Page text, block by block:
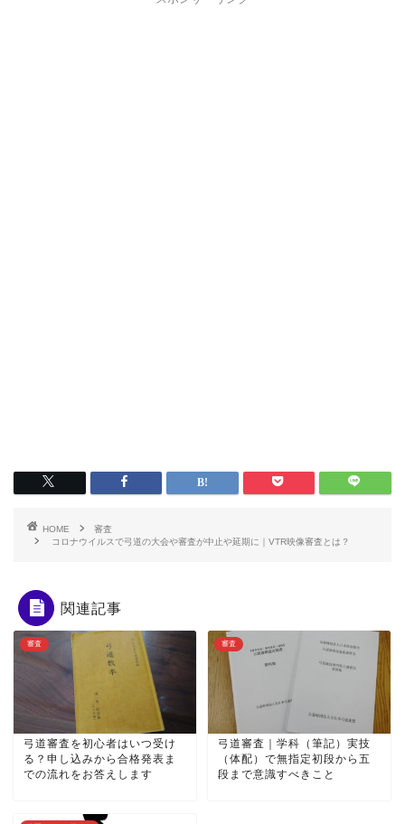
HOME
審査
コロナウイルスで弓道の大会や審査が中止や延期に｜VTR映像審査とは？
関連記事
審査
弓道審査を初心者はいつ受け
る？申し込みから合格発表ま
での流れをお答えします
審査
弓道審査｜学科（筆記）実技
（体配）で無指定初段から五
段まで意識すべきこと